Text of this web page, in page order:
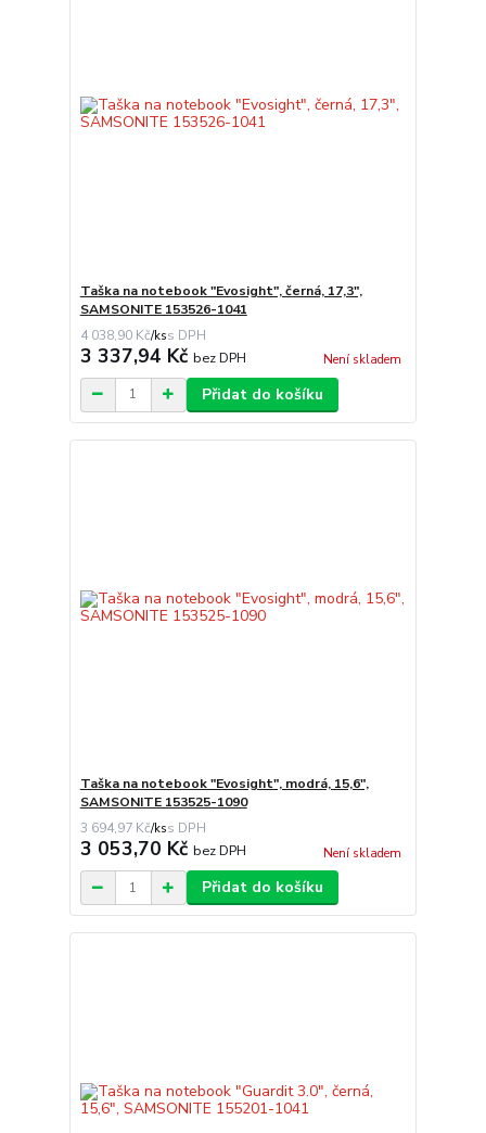
Taška na notebook "Evosight", černá, 17,3",
SAMSONITE 153526-1041
4 038,90 Kč/ks
3 337,94 Kč bez DPH Není skladem
Přidat do košíku
Taška na notebook "Evosight", modrá, 15,6",
SAMSONITE 153525-1090
3 694,97 Kč/ks
3 053,70 Kč bez DPH Není skladem
Přidat do košíku